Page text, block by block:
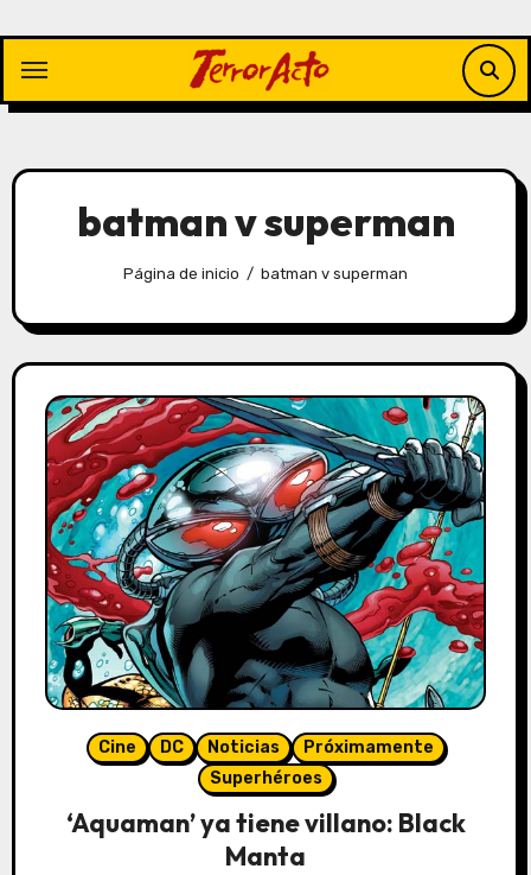
contenido
batman v superman
Página de inicio batman v superman
Cine DC Noticias
Próximamente
Superhéroes
‘Aquaman’ ya tiene villano: Black
Manta